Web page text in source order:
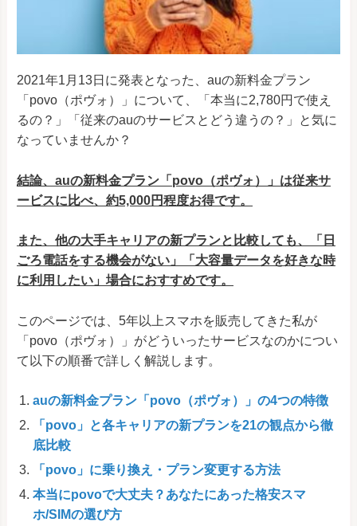
2021年1月13日に発表となった、auの新料金プラン
「povo（ポヴォ）」について、「本当に2,780円で使え
るの？」「従来のauのサービスとどう違うの？」と気に
なっていませんか？
結論、auの新料金プラン「povo（ポヴォ）」は従来サ
ービスに比べ、約5,000円程度お得です。
また、他の大手キャリアの新プランと比較しても、「日
ごろ電話をする機会がない」「大容量データを好きな時
に利用したい」場合におすすめです。
このページでは、5年以上スマホを販売してきた私が
「povo（ポヴォ）」がどういったサービスなのかについ
て以下の順番で詳しく解説します。
auの新料金プラン「povo（ポヴォ）」の4つの特徴
「povo」と各キャリアの新プランを21の観点から徹
底比較
「povo」に乗り換え・プラン変更する方法
本当にpovoで大丈夫？あなたにあった格安スマ
ホ/SIMの選び方